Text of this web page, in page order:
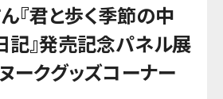
ん『君と歩く季節の中
記』発売記念パネル展
ヌークグッズコーナー